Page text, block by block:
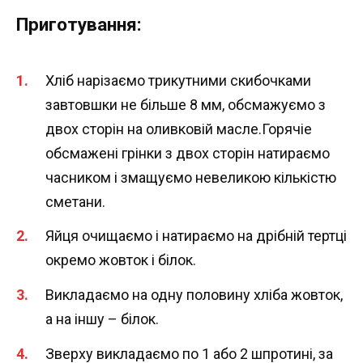
Приготування:
Хліб нарізаємо трикутними скибочками
завтовшки не більше 8 мм, обсмажуємо з
двох сторін на оливковій масле.Горячіе
обсмажені грінки з двох сторін натираємо
часником і змащуємо невеликою кількістю
сметани.
Яйця очищаємо і натираємо на дрібній тертці
окремо жовток і білок.
Викладаємо на одну половину хліба жовток,
а на іншу – білок.
Зверху викладаємо по 1 або 2 шпротині, за